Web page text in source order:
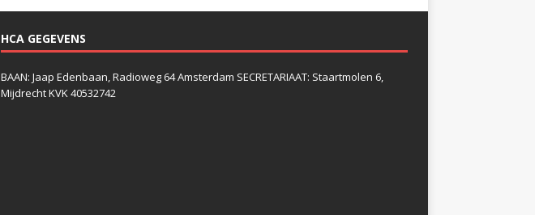
HCA GEGEVENS
BAAN: Jaap Edenbaan, Radioweg 64 Amsterdam SECRETARIAAT: Staartmolen 6,
Mijdrecht KVK 40532742